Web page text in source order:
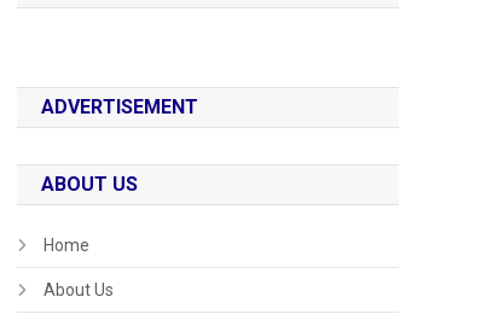
ADVERTISEMENT
ABOUT US
Home
About Us